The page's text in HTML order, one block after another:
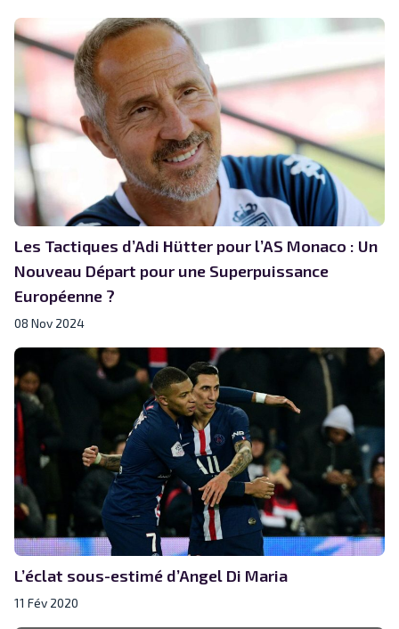
Les Tactiques d’Adi Hütter pour l’AS Monaco : Un
Nouveau Départ pour une Superpuissance
Européenne ?
08 Nov 2024
L’éclat sous-estimé d’Angel Di Maria
11 Fév 2020